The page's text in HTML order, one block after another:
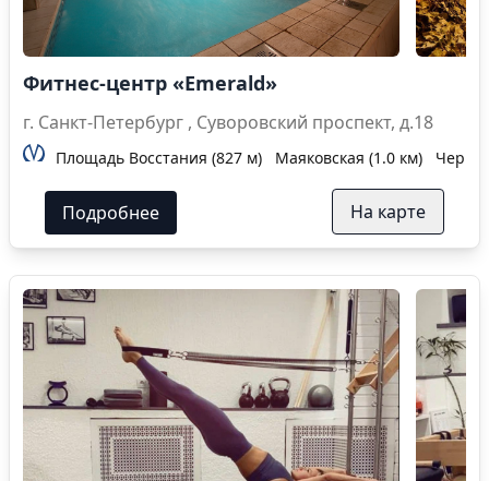
Фитнес-центр «Emerald»
г. Санкт-Петербург , Суворовский проспект, д.18
Площадь Восстания (827 м) Маяковская (1.0 км)
Подробнее На карте